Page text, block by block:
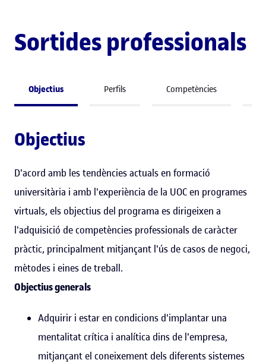
Sortides professionals
Objectius Perfils Competències
Objectius
D'acord amb les tendències actuals en formació
universitària i amb l'experiència de la UOC en programes
virtuals, els objectius del programa es dirigeixen a
l'adquisició de competències professionals de caràcter
pràctic, principalment mitjançant l'ús de casos de negoci,
mètodes i eines de treball.
Objectius generals
Adquirir i estar en condicions d'implantar una
mentalitat crítica i analítica dins de l'empresa,
mitjançant el coneixement dels diferents sistemes